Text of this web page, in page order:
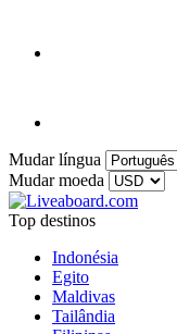
Mudar língua
Mudar moeda
Top destinos
Indonésia
Egito
Maldivas
Tailândia